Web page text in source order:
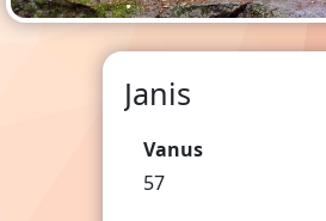
Janis
Vanus
57